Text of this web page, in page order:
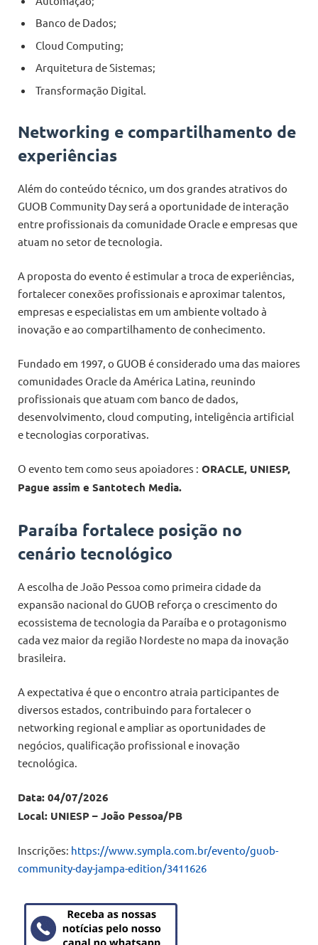
Banco de Dados;
Cloud Computing;
Arquitetura de Sistemas;
Transformação Digital.
Networking e compartilhamento de
experiências
Além do conteúdo técnico, um dos grandes atrativos do
GUOB Community Day será a oportunidade de interação
entre profissionais da comunidade Oracle e empresas que
atuam no setor de tecnologia.
A proposta do evento é estimular a troca de experiências,
fortalecer conexões profissionais e aproximar talentos,
empresas e especialistas em um ambiente voltado à
inovação e ao compartilhamento de conhecimento.
Fundado em 1997, o GUOB é considerado uma das maiores
comunidades Oracle da América Latina, reunindo
profissionais que atuam com banco de dados,
desenvolvimento, cloud computing, inteligência artificial
e tecnologias corporativas.
O evento tem como seus apoiadores : ORACLE, UNIESP,
Pague assim e Santotech Media.
Paraíba fortalece posição no
cenário tecnológico
A escolha de João Pessoa como primeira cidade da
expansão nacional do GUOB reforça o crescimento do
ecossistema de tecnologia da Paraíba e o protagonismo
cada vez maior da região Nordeste no mapa da inovação
brasileira.
A expectativa é que o encontro atraia participantes de
diversos estados, contribuindo para fortalecer o
networking regional e ampliar as oportunidades de
negócios, qualificação profissional e inovação
tecnológica.
Data: 04/07/2026
Local: UNIESP – João Pessoa/PB
Inscrições: https://www.sympla.com.br/evento/guob-
community-day-jampa-edition/3411626